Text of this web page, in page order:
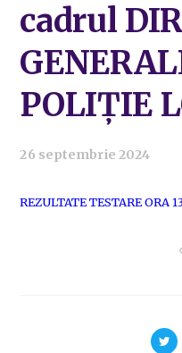
cadrul
POLIȚIE
26 septembrie 2024
REZULTATE TESTARE ORA